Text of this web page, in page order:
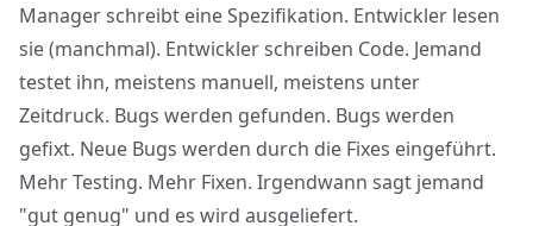
Manager schreibt eine Spezifikation. Entwickler lesen
sie (manchmal). Entwickler schreiben Code. Jemand
testet ihn, meistens manuell, meistens unter
Zeitdruck. Bugs werden gefunden. Bugs werden
gefixt. Neue Bugs werden durch die Fixes eingeführt.
Mehr Testing. Mehr Fixen. Irgendwann sagt jemand
"gut genug" und es wird ausgeliefert.